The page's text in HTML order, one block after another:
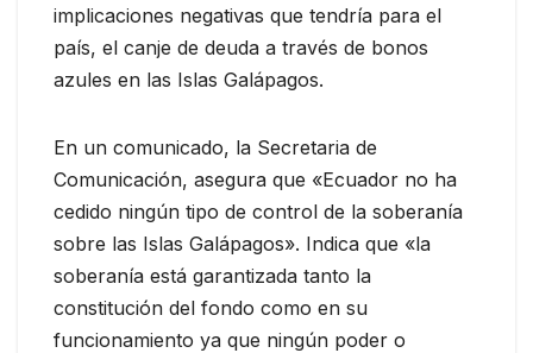
implicaciones negativas que tendría para el
país, el canje de deuda a través de bonos
azules en las Islas Galápagos.
En un comunicado, la Secretaria de
Comunicación, asegura que «Ecuador no ha
cedido ningún tipo de control de la soberanía
sobre las Islas Galápagos». Indica que «la
soberanía está garantizada tanto la
constitución del fondo como en su
funcionamiento ya que ningún poder o